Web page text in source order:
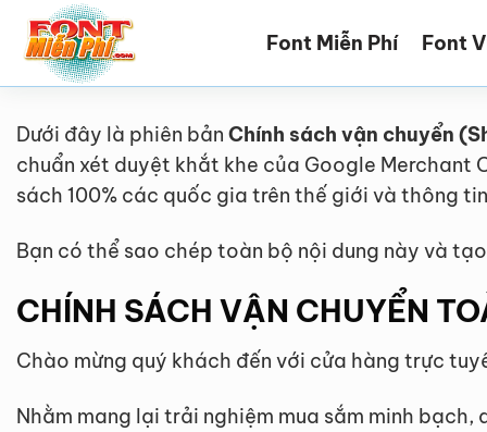
qua
Font Miễn Phí Font
Dưới đây là phiên bản Chính sách vận chuyển
chuẩn xét duyệt khắt khe của Google Merchant
sách 100% các quốc gia trên thế giới và thông
Bạn có thể sao chép toàn bộ nội dung này và
CHÍNH SÁCH VẬN CHUYỂN
Chào mừng quý khách đến với cửa hàng trực
Nhằm mang lại trải nghiệm mua sắm minh